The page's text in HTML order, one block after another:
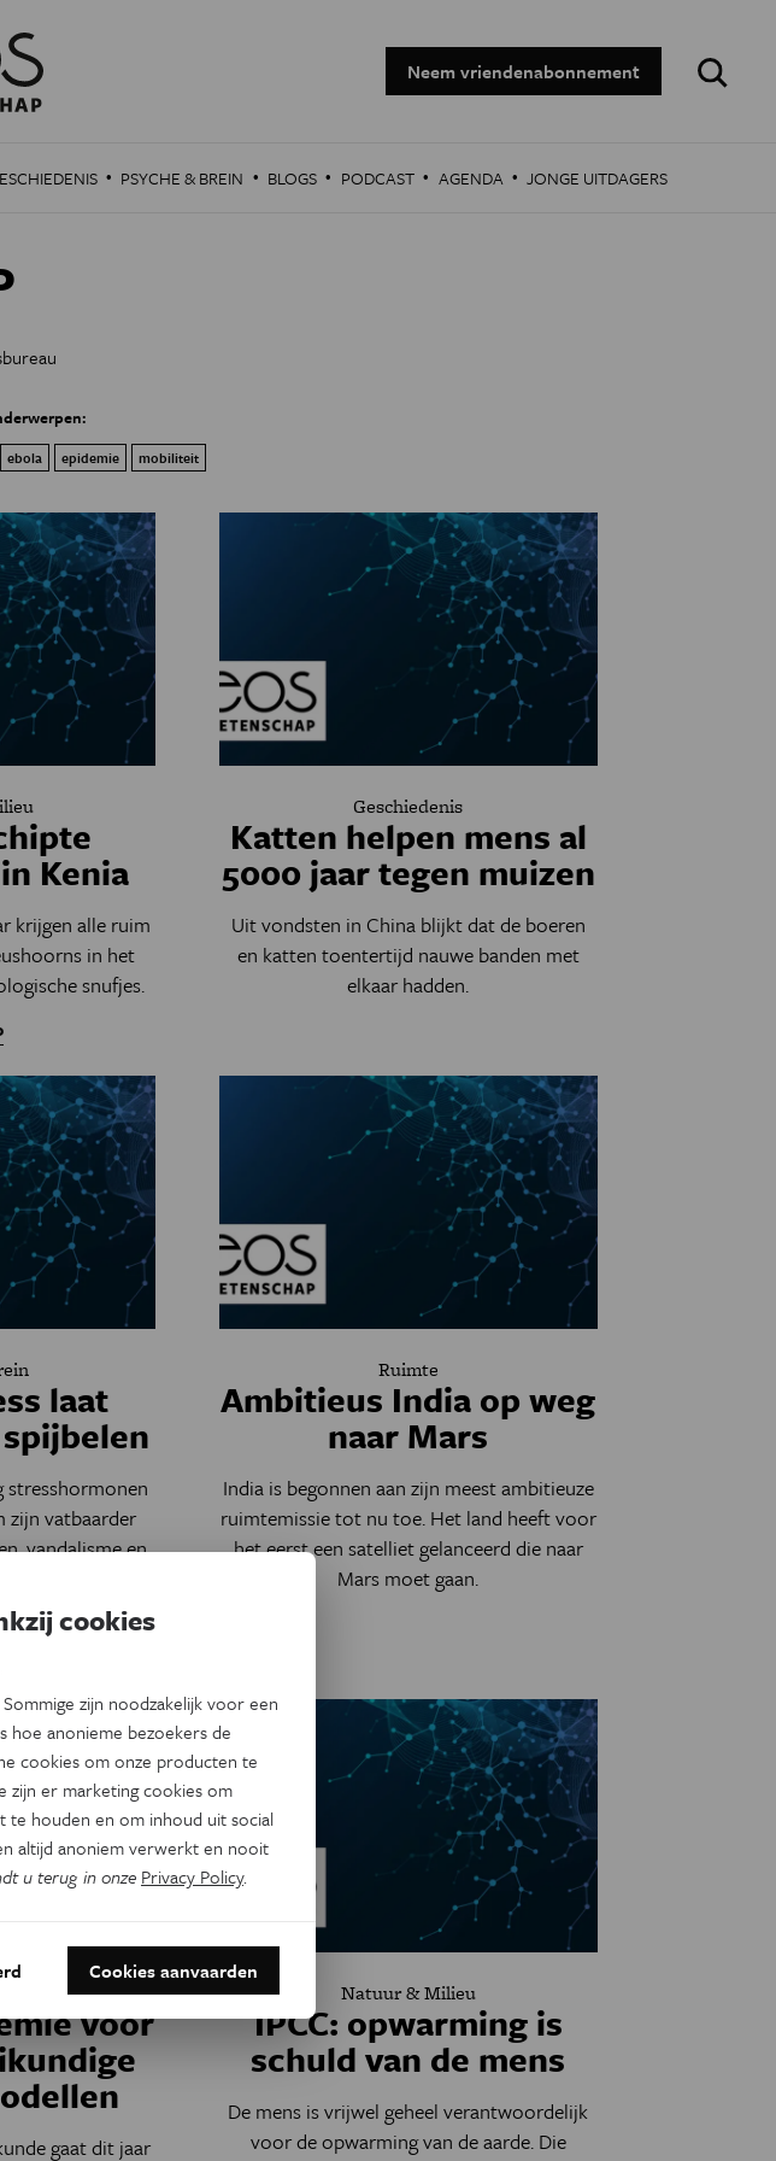
Neem vriendenabonnement
Zoeken:
· PSYCHE & BREIN · BLOGS · PODCAST · AGENDA · JONGE UITDAGERS
ebola epidemie mobiliteit
Kenia
krijgen alle ruim
in het
snufjes.
Geschiedenis
Katten helpen mens al
5000 jaar tegen muizen
Uit vondsten in China blijkt dat de boeren
en katten toentertijd nauwe banden met
elkaar hadden.
laat
stresshormonen
zijn vatbaarder
vandalisme en
Ruimte
Ambitieus India op weg
naar Mars
India is begonnen aan zijn meest ambitieuze
ruimtemissie tot nu toe. Het land heeft voor
het eerst een satelliet gelanceerd die naar
Mars moet gaan.
voor
gaat dit jaar
Natuur & Milieu
IPCC: opwarming is
schuld van de mens
De mens is vrijwel geheel verantwoordelijk
voor de opwarming van de aarde. Die
cookies
zijn noodzakelijk voor een
hoe anonieme bezoekers de
cookies om onze producten te
zijn er marketing cookies om
te houden en om inhoud uit social
altijd anoniem verwerkt en nooit
u terug in onze Privacy Policy.
Cookies aanvaarden